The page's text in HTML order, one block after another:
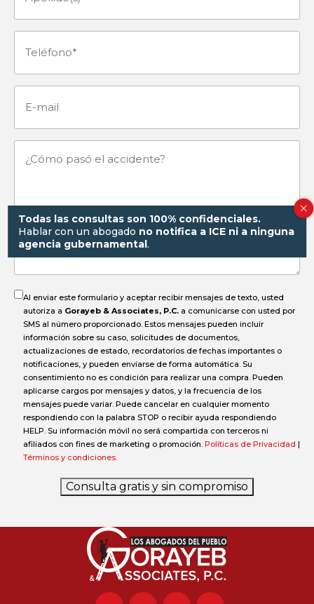
Teléfono (Obligatorio)
¿Cómo
el
accidente?
Al enviar este formulario y aceptar recibir mensajes de texto, usted
autoriza a Gorayeb & Associates, P.C. a comunicarse con usted por
SMS al número proporcionado. Estos mensajes pueden incluir
información sobre su caso, solicitudes de documentos,
actualizaciones de estado, recordatorios de fechas importantes o
notificaciones, y pueden enviarse de forma automática. Su
consentimiento no es condición para realizar una compra. Pueden
aplicarse cargos por mensajes y datos, y la frecuencia de los
mensajes puede variar. Puede cancelar en cualquier momento
respondiendo con la palabra STOP o recibir ayuda respondiendo
HELP. Su información móvil no será compartida con terceros ni
afiliados con fines de marketing o promoción. Políticas de Privacidad |
Términos y condiciones.
Consulta gratis y sin compromiso
Todas las consultas son 100% confidenciales.
Hablar con un abogado no notifica a ICE ni a ninguna
agencia gubernamental.